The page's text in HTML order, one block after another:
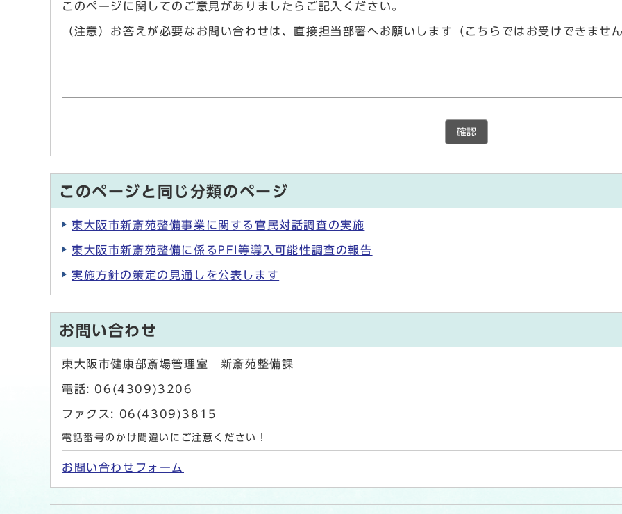
このページに関してのご意見がありましたらご記入ください。
（注意）お答えが必要なお問い合わせは、直接担当部署へお願いします（こちらではお受けできませ
確認
このページと同じ分類のページ
東大阪市新斎苑整備事業に関する官民対話調査の実施
東大阪市新斎苑整備に係るPFI等導入可能性調査の報告
実施方針の策定の見通しを公表します
お問い合わせ
東大阪市健康部斎場管理室 新斎苑整備課
電話: 06(4309)3206
ファクス: 06(4309)3815
電話番号のかけ間違いにご注意ください！
お問い合わせフォーム